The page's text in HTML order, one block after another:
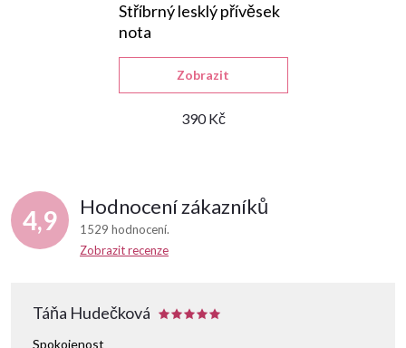
Stříbrný lesklý přívěsek
nota
390 Kč
Zobrazit
4,9 Hodnocení zákazníků
1529 hodnocení
Zobrazit recenze
Táňa Hudečková
Spokojenost